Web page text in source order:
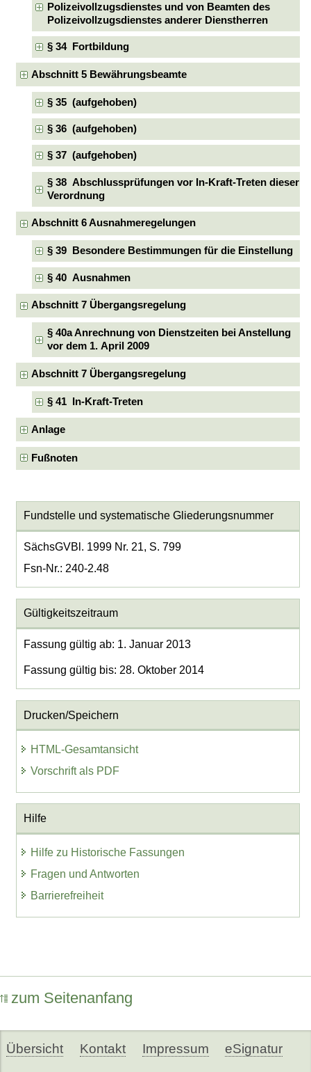
Polizeivollzugsdienstes und von Beamten des
Polizeivollzugsdienstes anderer Dienstherren
§ 34 Fortbildung
Abschnitt 5 Bewährungsbeamte
§ 35 (aufgehoben)
§ 36 (aufgehoben)
§ 37 (aufgehoben)
§ 38 Abschlussprüfungen vor In-Kraft-Treten dieser
Verordnung
Abschnitt 6 Ausnahmeregelungen
§ 39 Besondere Bestimmungen für die Einstellung
§ 40 Ausnahmen
Abschnitt 7 Übergangsregelung
§ 40a Anrechnung von Dienstzeiten bei Anstellung
vor dem 1. April 2009
Abschnitt 7 Übergangsregelung
§ 41 In-Kraft-Treten
Anlage
Fußnoten
Fundstelle und systematische Gliederungsnummer
SächsGVBl. 1999 Nr. 21, S. 799
Fsn-Nr.: 240-2.48
Gültigkeitszeitraum
Fassung gültig ab: 1. Januar 2013
Fassung gültig bis: 28. Oktober 2014
Drucken/Speichern
HTML-Gesamtansicht
Vorschrift als PDF
Hilfe
Hilfe zu Historische Fassungen
Fragen und Antworten
Barrierefreiheit
zum Seitenanfang
Übersicht Kontakt Impressum eSignatur